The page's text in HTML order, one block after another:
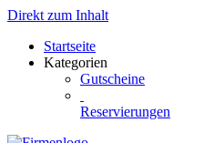
Direkt zum Inhalt
Startseite
Kategorien
Gutscheine
Reservierungen